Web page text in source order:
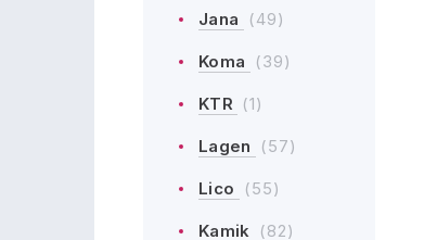
Jana (49)
Koma (39)
KTR (1)
Lagen (57)
Lico (55)
Kamik (82)